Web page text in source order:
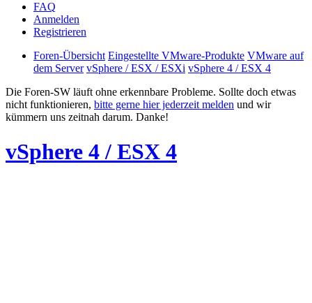
FAQ
Anmelden
Registrieren
Foren-Übersicht Eingestellte VMware-Produkte VMware auf
dem Server vSphere / ESX / ESXi vSphere 4 / ESX 4
Die Foren-SW läuft ohne erkennbare Probleme. Sollte doch etwas
nicht funktionieren, bitte gerne hier jederzeit melden und wir
kümmern uns zeitnah darum. Danke!
vSphere 4 / ESX 4